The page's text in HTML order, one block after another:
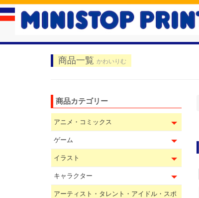
商品一覧 かわいりむ
商品カテゴリー
アニメ・コミックス
ゲーム
イラスト
キャラクター
アーティスト・タレント・アイドル・スポ